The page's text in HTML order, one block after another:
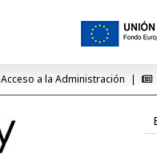
Acceso a la Administración